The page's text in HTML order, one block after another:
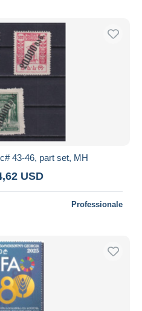
43-46, part set, MH
USD
Professionale